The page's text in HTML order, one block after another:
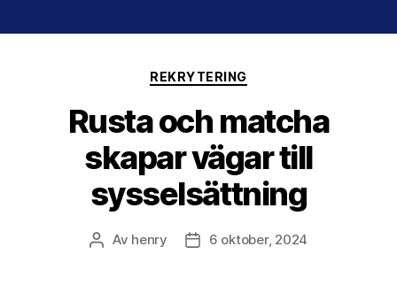
Kategorier
REKRYTERING
Rusta och matcha
skapar vägar till
sysselsättning
Inläggsförfattare
Av henry Inläggsdatum
6 oktober, 2024